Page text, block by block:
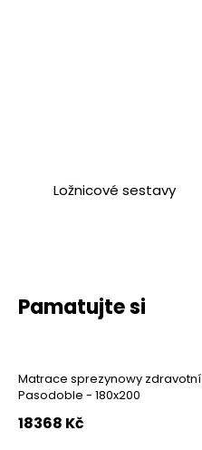
Ložnicové sestavy
Pamatujte si
Matrace sprezynowy zdravotní
Pasodoble - 180x200
18368 Kč